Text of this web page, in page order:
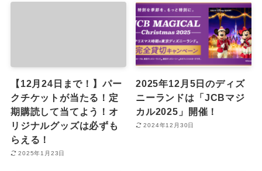
【12月24日まで！】パー
クチケットが当たる！定
期購読して当てよう！オ
リジナルグッズは必ずも
らえる！
2025年1月23日
2025年12月5日のディズ
ニーランドは「JCBマジ
カル2025」開催！
2024年12月30日